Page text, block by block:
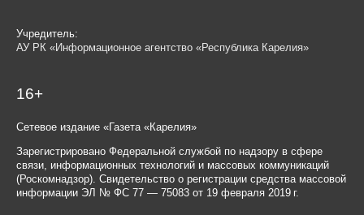
Учредитель:
АУ РК «Информационное агентство «Республика Карелия»
16+
Сетевое издание «Газета «Карелия»
Зарегистрировано Федеральной службой по надзору в сфере
связи, информационных технологий и массовых коммуникаций
(Роскомнадзор). Свидетельство о регистрации средства массовой
информации ЭЛ № ФС 77 — 75083 от 19 февраля 2019 г.